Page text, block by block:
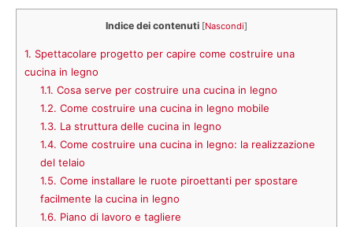
Indice dei contenuti [Nascondi]
1. Spettacolare progetto per capire come costruire una
cucina in legno
1.1. Cosa serve per costruire una cucina in legno
1.2. Come costruire una cucina in legno mobile
1.3. La struttura delle cucina in legno
1.4. Come costruire una cucina in legno: la realizzazione
del telaio
1.5. Come installare le ruote piroettanti per spostare
facilmente la cucina in legno
1.6. Piano di lavoro e tagliere